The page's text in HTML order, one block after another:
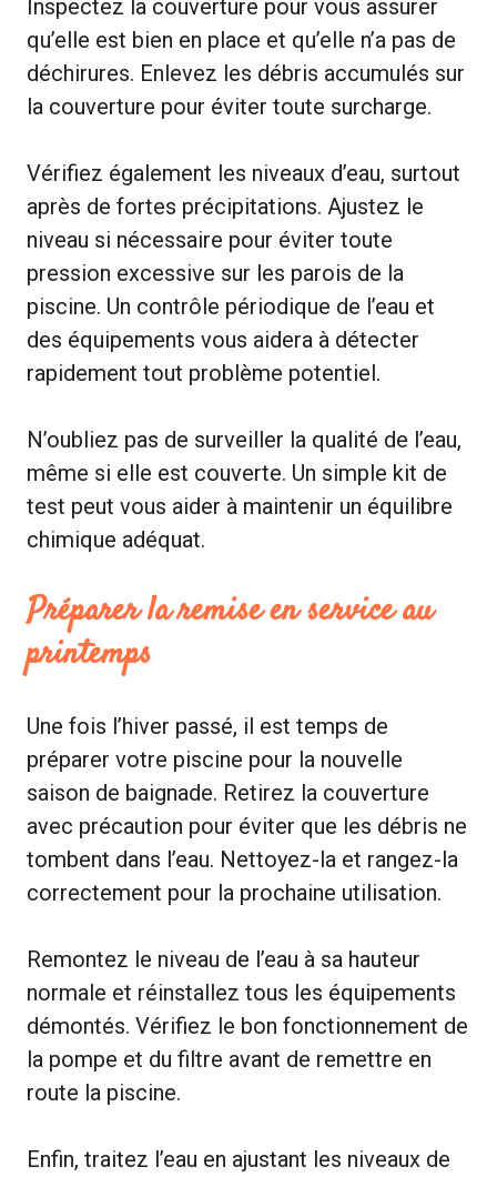
Inspectez la couverture pour vous assurer
qu’elle est bien en place et qu’elle n’a pas de
déchirures. Enlevez les débris accumulés sur
la couverture pour éviter toute surcharge.
Vérifiez également les niveaux d’eau, surtout
après de fortes précipitations. Ajustez le
niveau si nécessaire pour éviter toute
pression excessive sur les parois de la
piscine. Un contrôle périodique de l’eau et
des équipements vous aidera à détecter
rapidement tout problème potentiel.
N’oubliez pas de surveiller la qualité de l’eau,
même si elle est couverte. Un simple kit de
test peut vous aider à maintenir un équilibre
chimique adéquat.
Préparer la remise en service au
printemps
Une fois l’hiver passé, il est temps de
préparer votre piscine pour la nouvelle
saison de baignade. Retirez la couverture
avec précaution pour éviter que les débris ne
tombent dans l’eau. Nettoyez-la et rangez-la
correctement pour la prochaine utilisation.
Remontez le niveau de l’eau à sa hauteur
normale et réinstallez tous les équipements
démontés. Vérifiez le bon fonctionnement de
la pompe et du filtre avant de remettre en
route la piscine.
Enfin, traitez l’eau en ajustant les niveaux de